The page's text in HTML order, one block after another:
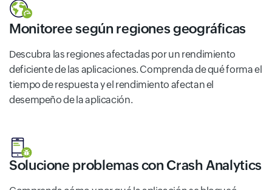
Monitoree según regiones geográficas
Descubra las regiones afectadas por un rendimiento
deficiente de las aplicaciones. Comprenda de qué forma el
tiempo de respuesta y el rendimiento afectan el
desempeño de la aplicación.
Solucione problemas con Crash Analytics